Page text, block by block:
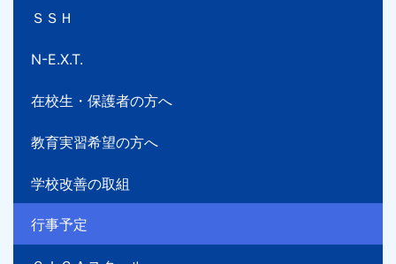
ＳＳＨ
N-E.X.T.
在校生・保護者の方へ
教育実習希望の方へ
学校改善の取組
行事予定